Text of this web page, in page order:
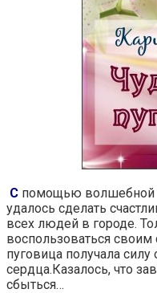
С помощью волшебной
удалось сделать
всех людей в городе.
воспользоваться
пуговица получала силу
сердца.Казалось, что
сбыться…